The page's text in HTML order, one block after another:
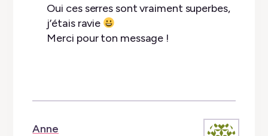
Oui ces serres sont vraiment superbes,
j’étais ravie
Merci pour ton message !
Anne